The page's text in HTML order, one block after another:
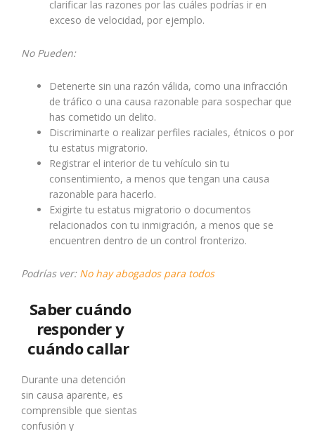
clarificar las razones por las cuáles podrías ir en
exceso de velocidad, por ejemplo.
No Pueden:
Detenerte sin una razón válida, como una infracción
de tráfico o una causa razonable para sospechar que
has cometido un delito.
Discriminarte o realizar perfiles raciales, étnicos o por
tu estatus migratorio.
Registrar el interior de tu vehículo sin tu
consentimiento, a menos que tengan una causa
razonable para hacerlo.
Exigirte tu estatus migratorio o documentos
relacionados con tu inmigración, a menos que se
encuentren dentro de un control fronterizo.
Podrías ver: No hay abogados para todos
Saber cuándo
responder y
cuándo callar
Durante una detención
sin causa aparente, es
comprensible que sientas
confusión y